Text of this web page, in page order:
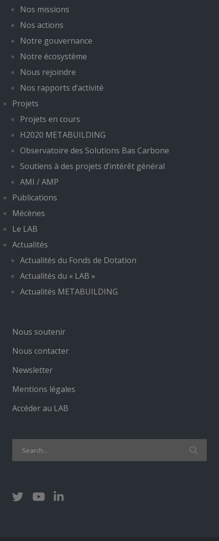
Nos missions
Nos actions
Notre gouvernance
Notre écosystème
Nous rejoindre
Nos rapports d’activité
Projets
Projets en cours
H2020 METABUILDING
Observatoire des Solutions Bas Carbone
Soutiens à des projets d’intérêt général
AMI / AMP
Publications
Mécènes
Le LAB
Actualités
Actualités du Fonds de Dotation
Actualités du « LAB »
Actualités METABUILDING
Nous soutenir
Nous contacter
Newsletter
Mentions légales
Accéder au LAB
for: